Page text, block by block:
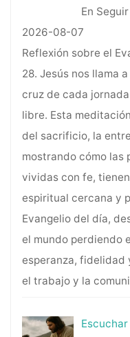
En
2026-08-07
Reflexión sobre el
28. Jesús nos llama
cruz de cada
libre. Esta
del sacrificio, la
mostrando cómo las
vividas con fe,
espiritual cercana y
Evangelio del día,
el mundo perdiendo
esperanza, fidelidad
el trabajo y la